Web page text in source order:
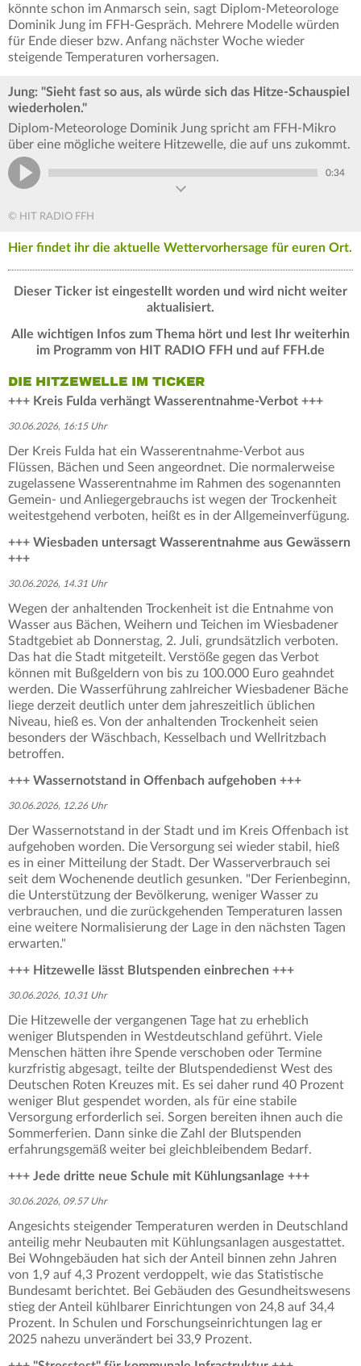
könnte schon im Anmarsch sein, sagt Diplom-Meteorologe
Dominik Jung im FFH-Gespräch. Mehrere Modelle würden
für Ende dieser bzw. Anfang nächster Woche wieder
steigende Temperaturen vorhersagen.
Jung: "Sieht fast so aus, als würde sich das Hitze-Schauspiel
wiederholen."
Diplom-Meteorologe Dominik Jung spricht am FFH-Mikro
über eine mögliche weitere Hitzewelle, die auf uns zukommt.
0:34
© HIT RADIO FFH
Hier findet ihr die aktuelle Wettervorhersage für euren Ort.
Dieser Ticker ist eingestellt worden und wird nicht weiter
aktualisiert.
Alle wichtigen Infos zum Thema hört und lest Ihr weiterhin
im Programm von HIT RADIO FFH und auf FFH.de
DIE HITZEWELLE IM TICKER
+++ Kreis Fulda verhängt Wasserentnahme-Verbot +++
30.06.2026, 16:15 Uhr
Der Kreis Fulda hat ein Wasserentnahme-Verbot aus
Flüssen, Bächen und Seen angeordnet. Die normalerweise
zugelassene Wasserentnahme im Rahmen des sogenannten
Gemein- und Anliegergebrauchs ist wegen der Trockenheit
weitestgehend verboten, heißt es in der Allgemeinverfügung.
+++ Wiesbaden untersagt Wasserentnahme aus Gewässern
+++
30.06.2026, 14.31 Uhr
Wegen der anhaltenden Trockenheit ist die Entnahme von
Wasser aus Bächen, Weihern und Teichen im Wiesbadener
Stadtgebiet ab Donnerstag, 2. Juli, grundsätzlich verboten.
Das hat die Stadt mitgeteilt. Verstöße gegen das Verbot
können mit Bußgeldern von bis zu 100.000 Euro geahndet
werden. Die Wasserführung zahlreicher Wiesbadener Bäche
liege derzeit deutlich unter dem jahreszeitlich üblichen
Niveau, hieß es. Von der anhaltenden Trockenheit seien
besonders der Wäschbach, Kesselbach und Wellritzbach
betroffen.
+++ Wassernotstand in Offenbach aufgehoben +++
30.06.2026, 12.26 Uhr
Der Wassernotstand in der Stadt und im Kreis Offenbach ist
aufgehoben worden. Die Versorgung sei wieder stabil, hieß
es in einer Mitteilung der Stadt. Der Wasserverbrauch sei
seit dem Wochenende deutlich gesunken. "Der Ferienbeginn,
die Unterstützung der Bevölkerung, weniger Wasser zu
verbrauchen, und die zurückgehenden Temperaturen lassen
eine weitere Normalisierung der Lage in den nächsten Tagen
erwarten."
+++ Hitzewelle lässt Blutspenden einbrechen +++
30.06.2026, 10.31 Uhr
Die Hitzewelle der vergangenen Tage hat zu erheblich
weniger Blutspenden in Westdeutschland geführt. Viele
Menschen hätten ihre Spende verschoben oder Termine
kurzfristig abgesagt, teilte der Blutspendedienst West des
Deutschen Roten Kreuzes mit. Es sei daher rund 40 Prozent
weniger Blut gespendet worden, als für eine stabile
Versorgung erforderlich sei. Sorgen bereiten ihnen auch die
Sommerferien. Dann sinke die Zahl der Blutspenden
erfahrungsgemäß weiter bei gleichbleibendem Bedarf.
+++ Jede dritte neue Schule mit Kühlungsanlage +++
30.06.2026, 09.57 Uhr
Angesichts steigender Temperaturen werden in Deutschland
anteilig mehr Neubauten mit Kühlungsanlagen ausgestattet.
Bei Wohngebäuden hat sich der Anteil binnen zehn Jahren
von 1,9 auf 4,3 Prozent verdoppelt, wie das Statistische
Bundesamt berichtet. Bei Gebäuden des Gesundheitswesens
stieg der Anteil kühlbarer Einrichtungen von 24,8 auf 34,4
Prozent. In Schulen und Forschungseinrichtungen lag er
2025 nahezu unverändert bei 33,9 Prozent.